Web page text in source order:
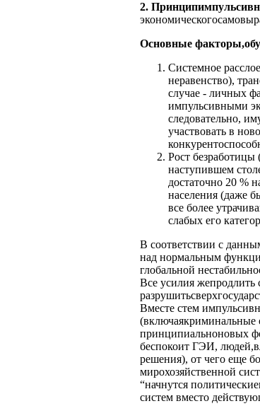
2.
Основные
Системное
неравенство),
случае - личных
импульсивными
следовательно,
участвовать в
Рост
наступившем
достаточно 20 %
населения (даже
все более
слабых его
В соответствии с
над нормальным
глобальной
Все усилия жепродлить
Вместе стем
(включаякриминальные
принципиальноновых
беспокоит ГЭИ,
решения), от чего еще
мирохозяйственной
“начнутся
систем вместо